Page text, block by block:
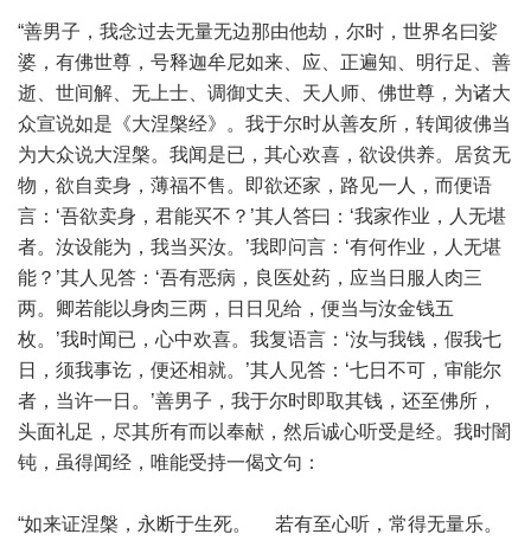
“善男子，我念过去无量无边那由他劫，尔时，世界名曰娑
婆，有佛世尊，号释迦牟尼如来、应、正遍知、明行足、善
逝、世间解、无上士、调御丈夫、天人师、佛世尊，为诸大
众宣说如是《大涅槃经》。我于尔时从善友所，转闻彼佛当
为大众说大涅槃。我闻是已，其心欢喜，欲设供养。居贫无
物，欲自卖身，薄福不售。即欲还家，路见一人，而便语
言：‘吾欲卖身，君能买不？’其人答曰：‘我家作业，人无堪
者。汝设能为，我当买汝。’我即问言：‘有何作业，人无堪
能？’其人见答：‘吾有恶病，良医处药，应当日服人肉三
两。卿若能以身肉三两，日日见给，便当与汝金钱五
枚。’我时闻已，心中欢喜。我复语言：‘汝与我钱，假我七
日，须我事讫，便还相就。’其人见答：‘七日不可，审能尔
者，当许一日。’善男子，我于尔时即取其钱，还至佛所，
头面礼足，尽其所有而以奉献，然后诚心听受是经。我时闇
钝，虽得闻经，唯能受持一偈文句：
“如来证涅槃，永断于生死。 若有至心听，常得无量乐。